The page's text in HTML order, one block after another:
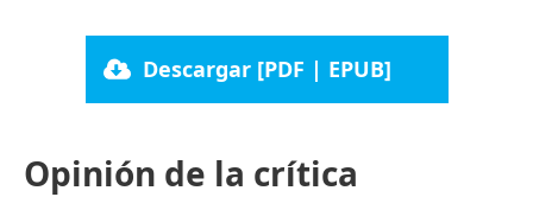
Descargar [PDF | EPUB]
Opinión de la crítica